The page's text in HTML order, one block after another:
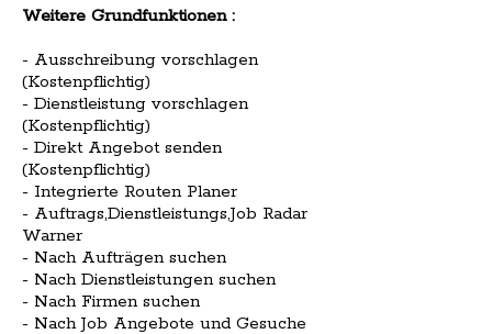
Weitere Grundfunktionen :
- Ausschreibung vorschlagen
(Kostenpflichtig)
- Dienstleistung vorschlagen
(Kostenpflichtig)
- Direkt Angebot senden
(Kostenpflichtig)
- Integrierte Routen Planer
- Auftrags,Dienstleistungs,Job Radar
Warner
- Nach Aufträgen suchen
- Nach Dienstleistungen suchen
- Nach Firmen suchen
- Nach Job Angebote und Gesuche